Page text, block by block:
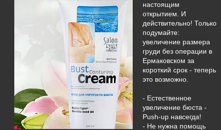
настоящим
открытием. И
действительно! Только
подумайте:
увеличение размера
груди без операции в
Ермаковском за
короткий срок - теперь
это возможно.
- Естественное
увеличение бюста -
Push-up навсегда!
- Не нужна помощь